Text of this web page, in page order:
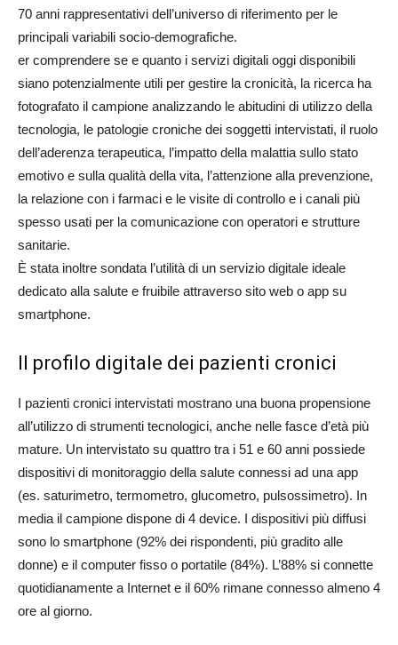
70 anni rappresentativi dell’universo di riferimento per le
principali variabili socio-demografiche.
er comprendere se e quanto i servizi digitali oggi disponibili
siano potenzialmente utili per gestire la cronicità, la ricerca ha
fotografato il campione analizzando le abitudini di utilizzo della
tecnologia, le patologie croniche dei soggetti intervistati, il ruolo
dell’aderenza terapeutica, l’impatto della malattia sullo stato
emotivo e sulla qualità della vita, l’attenzione alla prevenzione,
la relazione con i farmaci e le visite di controllo e i canali più
spesso usati per la comunicazione con operatori e strutture
sanitarie.
È stata inoltre sondata l’utilità di un servizio digitale ideale
dedicato alla salute e fruibile attraverso sito web o app su
smartphone.
Il profilo digitale dei pazienti cronici
I pazienti cronici intervistati mostrano una buona propensione
all’utilizzo di strumenti tecnologici, anche nelle fasce d’età più
mature. Un intervistato su quattro tra i 51 e 60 anni possiede
dispositivi di monitoraggio della salute connessi ad una app
(es. saturimetro, termometro, glucometro, pulsossimetro). In
media il campione dispone di 4 device. I dispositivi più diffusi
sono lo smartphone (92% dei rispondenti, più gradito alle
donne) e il computer fisso o portatile (84%). L’88% si connette
quotidianamente a Internet e il 60% rimane connesso almeno 4
ore al giorno.